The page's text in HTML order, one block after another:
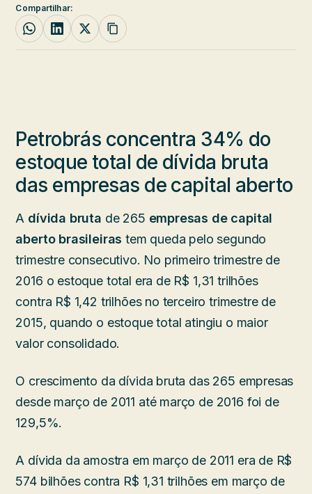
Compartilhar:
Petrobrás concentra 34% do
estoque total de dívida bruta
das empresas de capital aberto
A dívida bruta de 265 empresas de capital
aberto brasileiras tem queda pelo segundo
trimestre consecutivo. No primeiro trimestre de
2016 o estoque total era de R$ 1,31 trilhões
contra R$ 1,42 trilhões no terceiro trimestre de
2015, quando o estoque total atingiu o maior
valor consolidado.
O crescimento da dívida bruta das 265 empresas
desde março de 2011 até março de 2016 foi de
129,5%.
A dívida da amostra em março de 2011 era de R$
574 bilhões contra R$ 1,31 trilhões em março de